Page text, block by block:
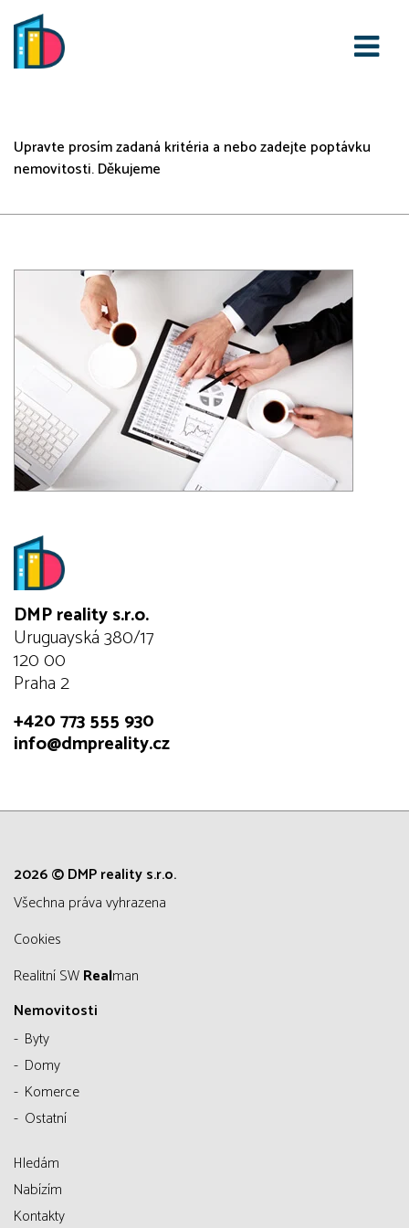
Upravte prosím zadaná kritéria a nebo zadejte poptávku
nemovitosti. Děkujeme
DMP reality s.r.o.
Uruguayská 380/17
120 00
Praha 2
+420 773 555 930
info@dmpreality.cz
2026 © DMP reality s.r.o.
všechna práva vyhrazena
Cookies
Realitní SWRealman
Nemovitosti
Byty
Domy
Komerce
Ostatní
Hledám
Nabízím
Kontakty